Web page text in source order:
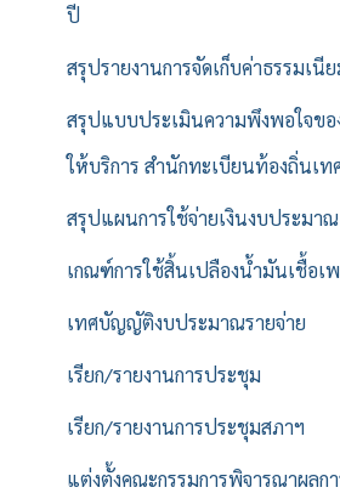
ปี
สรุปรายงานการจัดเก็บค่าธรรมเนี
สรุปแบบประเมินความพึงพอใจขอ
ให้บริการ สำนักทะเบียนท้องถิ่นเท
สรุปแผนการใช้จ่ายเงินงบประมาณ
เกณฑ์การใช้สิ้นเปลืองน้ำมันเชื้อเ
เทศบัญญัติงบประมาณรายจ่าย
เรียก/รายงานการประชุม
เรียก/รายงานการประชุมสภาฯ
แต่งตั้งคณะกรรมการพิจารณาผลก